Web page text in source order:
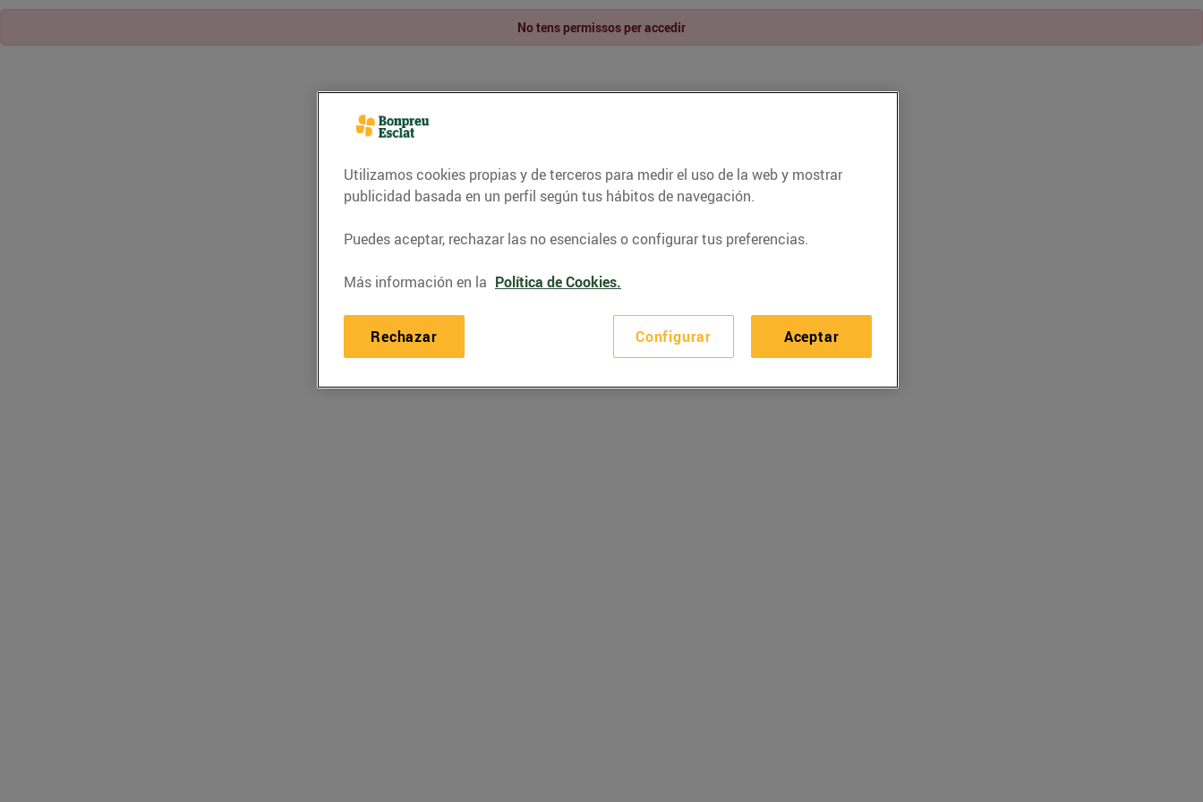
No tens permissos per accedir
Utilizamos cookies propias y de terceros para medir el uso de la web y mostrar
publicidad basada en un perfil según tus hábitos de navegación.
Puedes aceptar, rechazar las no esenciales o configurar tus preferencias.
Más información en la Política de Cookies.
Configurar
Rechazar Aceptar